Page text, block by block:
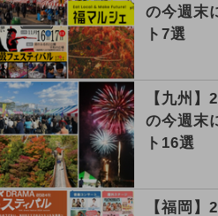
の今週末
ト7選
【九州】
の今週末
ト16選
【福岡